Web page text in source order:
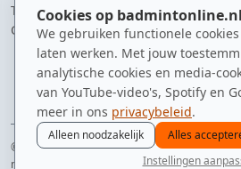
Cookies op badmintonline.nl
We gebruiken functionele
laten werken. Met jouw
analytische cookies en media-
van YouTube-video's, Spotify en
meer in ons privacybeleid.
Alleen noodzakelijk
Alles
Instellingen
Tip de redactie
Contact
E-
© 2010–2026 badmintonline.nl · altijd op zoek
netshot